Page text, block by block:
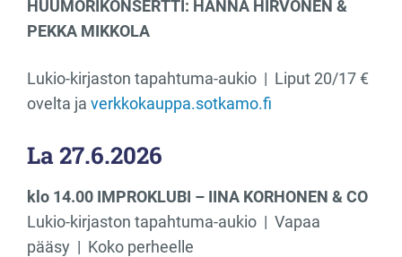
HUUMORIKONSERTTI: HANNA HIRVONEN &
PEKKA MIKKOLA
Lukio-kirjaston tapahtuma-aukio | Liput 20/17 €
ovelta ja verkkokauppa.sotkamo.fi
La 27.6.2026
klo 14.00 IMPROKLUBI – IINA KORHONEN & CO
Lukio-kirjaston tapahtuma-aukio | Vapaa
pääsy | Koko perheelle